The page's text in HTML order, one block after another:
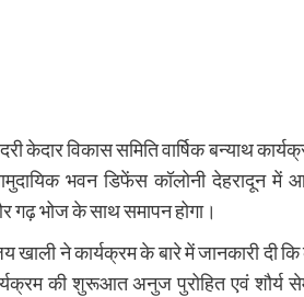
केदार विकास स​मिति वार्षिक बन्याथ
भवन डिफेंस कॉलोनी देहरादून में
गढ़ भोज के साथ समापन होगा।
खाली ने कार्यक्रम के बारे में जानकारी
की शुरूआत अनुज पुरोहित एवं शौर्य